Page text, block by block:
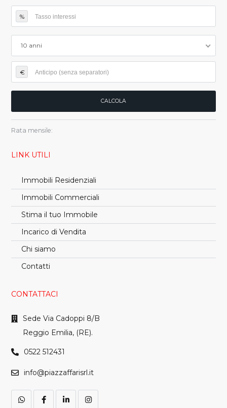
%
10 anni
€
Rata mensile:
LINK UTILI
Immobili Residenziali
Immobili Commerciali
Stima il tuo Immobile
Incarico di Vendita
Chi siamo
Contatti
CONTATTACI
Sede Via Cadoppi 8/B
Reggio Emilia, (RE).
0522 512431
info@piazzaffarisrl.it